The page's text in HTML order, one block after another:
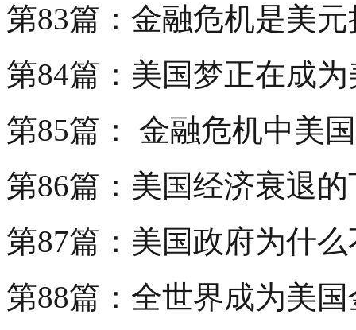
第83篇：金融危机是美
第84篇：美国梦正在成
第85篇： 金融危机中美
第86篇：美国经济衰退
第87篇：美国政府为什
第88篇：全世界成为美